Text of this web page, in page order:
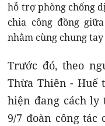
hỗ trợ phòng chống
chia công đồng
nhằm cùng chung
Trước đó, theo
Thừa Thiên - Huế
hiện đang cách ly
9/7 đoàn công tác